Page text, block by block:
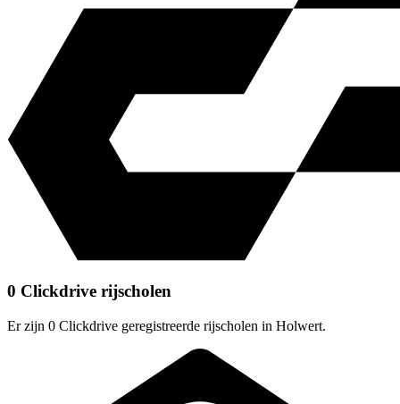
0 Clickdrive rijscholen
Er zijn 0 Clickdrive geregistreerde rijscholen in Holwert.